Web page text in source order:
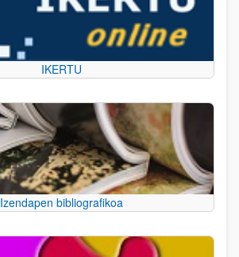
IKERTU
Izendapen bibliografikoa